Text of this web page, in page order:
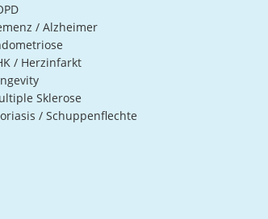
/ Alzheimer
/ Herzinfarkt
Sklerose
/ Schuppenflechte